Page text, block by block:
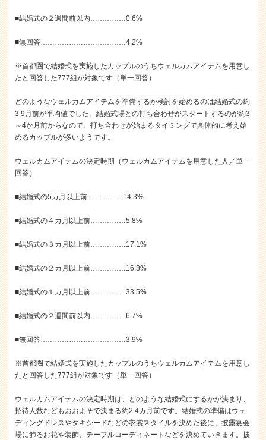
■結婚式の２週間前以内……………0.6%
■無回答………………………………4.2%
※首都圏で結婚式を実施したカップルのうちウェルカムアイテムを用意し
たと回答した777組が対象です（単一回答）
どのようなウェルカムアイテムを準備するか検討を始めるのは結婚式の約
3.9月前が平均値でした。結婚式場との打ち合わせがスタートするのが約3
～4か月前からなので、打ち合わせが始まるタイミングで具体的に考え始
めるカップルが多いようです。
ウェルカムアイテムの決定時期（ウェルカムアイテムを用意した人／単一
回答）
■結婚式の5カ月以上前……………14.3%
■結婚式の４カ月以上前……………5.8%
■結婚式の３カ月以上前……………17.1%
■結婚式の２カ月以上前……………16.8%
■結婚式の１カ月以上前……………33.5%
■結婚式の２週間前以内……………6.7%
■無回答………………………………3.9%
※首都圏で結婚式を実施したカップルのうちウェルカムアイテムを用意し
たと回答した777組が対象です（単一回答）
ウェルカムアイテムの決定時期は、どのような結婚式にするかが決まり、
招待人数などもおおよそで決まる約2.4カ月前です。結婚式の準備はウェ
ディングドレスやタキシードなどの衣裳スタイルを決めた後に、披露宴会
場に飾るお花や装飾、テーブルコーディネートなどを決めていきます。披